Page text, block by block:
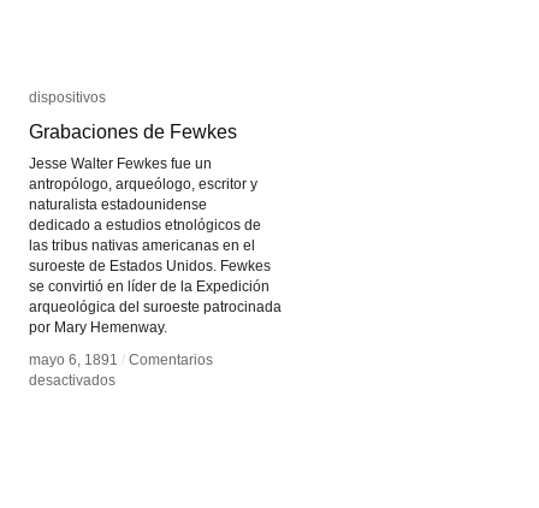
dispositivos
Grabaciones de Fewkes
Jesse Walter Fewkes fue un
antropólogo, arqueólogo, escritor y
naturalista estadounidense
dedicado a estudios etnológicos de
las tribus nativas americanas en el
suroeste de Estados Unidos. Fewkes
se convirtió en líder de la Expedición
arqueológica del suroeste patrocinada
por Mary Hemenway.
mayo 6, 1891 / Comentarios
desactivadosen
dispositivos
Grabaciones de Fewkes
mayo 6, 1891 / Comentarios
desactivadosen